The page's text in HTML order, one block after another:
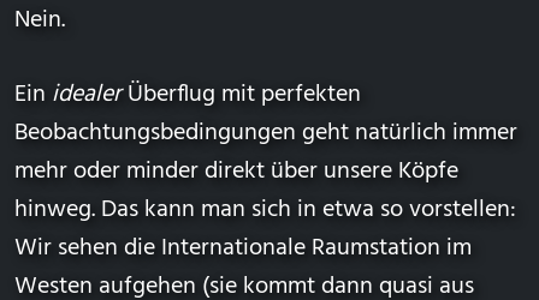
Nein.
Ein idealerÜberflug mit perfekten
Beobachtungsbedingungen geht natürlich immer
mehr oder minder direkt über unsere Köpfe
hinweg. Das kann man sich in etwa so vorstellen:
Wir sehen die Internationale Raumstation im
Westen aufgehen (sie kommt dann quasi aus